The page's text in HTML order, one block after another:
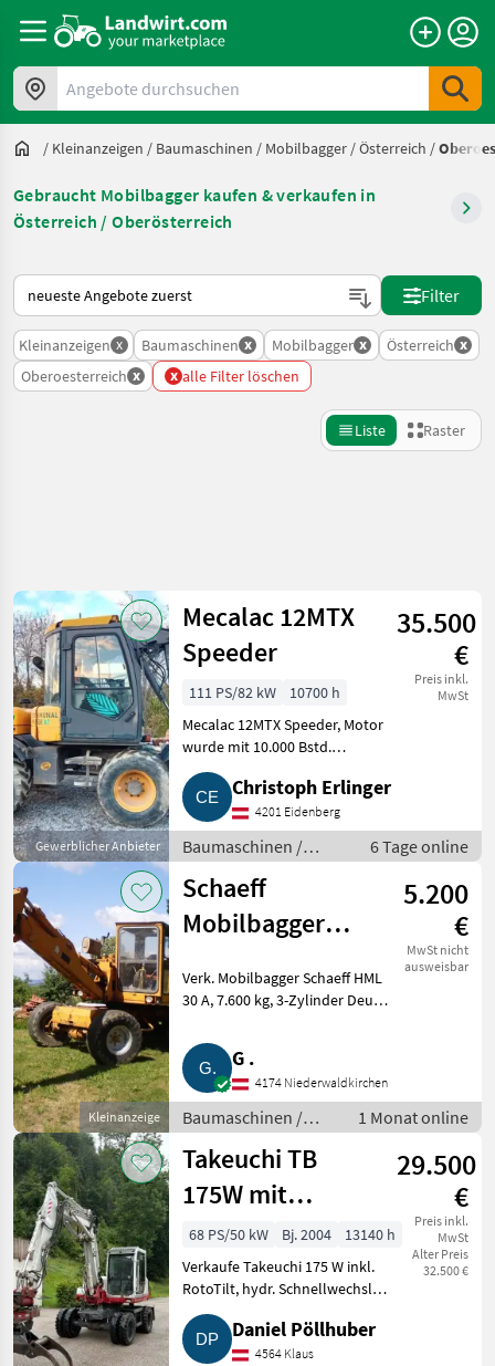
Angebote durchsuchen
/ Kleinanzeigen / Baumaschinen / Mobilbagger /Österreich /
Gebraucht Mobilbagger kaufen & verkaufen in
Österreich / Oberösterreich
So wird auf Landwirt.com sortiert
Filter
Kleinanzeigen x Baumaschinen x Mobilbagger x Österreich x
Oberoesterreich x x alle Filter löschen
Liste Raster
Kategorie 4 Land 2 Filter
AKTUELLER
PFAD
Bautechnik
Baumaschinen
Mobilbagger
KATEGORIE
WÄHLEN
Mecalac
2
Case IH
1
New Holland
1
Schaeff
1
Takeuchi
1
MARKTPLATZ
Marktplatz Händlerangebote
Zurücksetzen
Ergebnisse
anzeigen
Gewerblicher Anbieter
Mecalac 12MTX
Speeder
35.500
€
Preis inkl.
MwSt
111 PS/82 kW
10700 h
Mecalac 12MTX Speeder, Motor
wurde mit 10.000 Bstd.
gemacht, inkl. Löffelpaket. 40
cm Tieflöffel, 150 cm
Humuslöffel, 250 cm
Gitterlöffel, Dücker Astschere
und Palet
Christoph Erlinger
4201 Eidenberg
Baumaschinen /
Mobilbagger
6 Tage online
Kleinanzeige
Schaeff
Mobilbagger
5.200
€
MwSt nicht
ausweisbar
Verk. Mobilbagger Schaeff HML
30 A, 7.600 kg, 3-Zylinder Deutz-
(25 cm und 75 cm),
Allradantrieb derzeit außer
Funktion, ansonsten ei
G .
4174 Niederwaldkirchen
Baumaschinen /
Mobilbagger
1 Monat online
Takeuchi TB
175W mit
RotoTilt
29.500
€
Preis inkl.
MwSt
Alter Preis
32.500 €
68 PS/50 kW Bj. 2004
13140 h
Verkaufe Takeuchi 175 W inkl.
RotoTilt, hydr. Schnellwechsler,
hydr. Drehdurchführung,
Hammer- und Greiferleitung,
Leckölleitung, 12 V Versorgung
Daniel Pöllhuber
4564 Klaus